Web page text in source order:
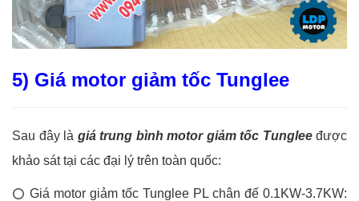
5) Giá motor giảm tốc Tunglee
Sau đây là giá trung bình motor giảm tốc Tungleeđược
khảo sát tại các đại lý trên toàn quốc:
⭕ Giá motor giảm tốc Tunglee PL chân đế 0.1KW-3.7KW: